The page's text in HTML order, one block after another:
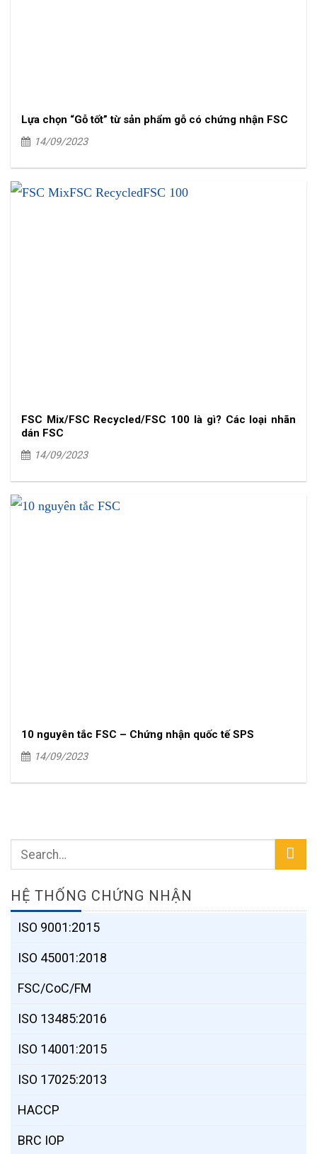
Lựa chọn “Gỗ tốt” từ sản phẩm gỗ có chứng nhận FSC
14/09/2023
FSC Mix/FSC Recycled/FSC 100 là gì? Các loại nhãn
dán FSC
14/09/2023
10 nguyên tắc FSC – Chứng nhận quốc tế SPS
14/09/2023
HỆ THỐNG CHỨNG NHẬN
ISO 9001:2015
ISO 45001:2018
FSC/CoC/FM
ISO 13485:2016
ISO 14001:2015
ISO 17025:2013
HACCP
BRC IOP